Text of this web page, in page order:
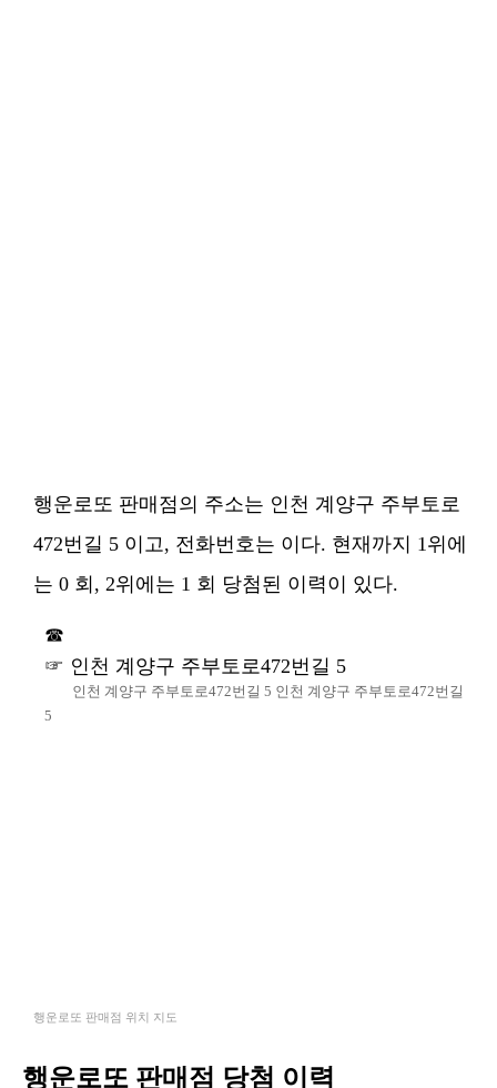
행운로또 판매점의 주소는 인천 계양구 주부토로
472번길 5 이고, 전화번호는 이다. 현재까지 1위에
는 0 회, 2위에는 1 회 당첨된 이력이 있다.
인천 계양구 주부토로472번길 5
인천 계양구 주부토로472번길 5 인천 계양구 주부토로472번길
5
행운로또 판매점 위치 지도
행운로또 판매점 당첨 이력